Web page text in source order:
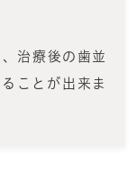
治療後の歯並
ことが出来ま